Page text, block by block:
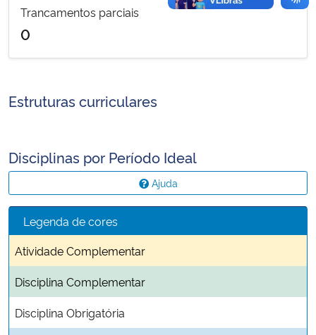
Trancamentos parciais
0
Estruturas curriculares
Disciplinas por Período Ideal
Ajuda
Legenda de cores
Atividade Complementar
Disciplina Complementar
Disciplina Obrigatória